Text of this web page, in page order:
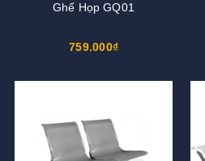
Ghế Họp GQ01
759.000₫